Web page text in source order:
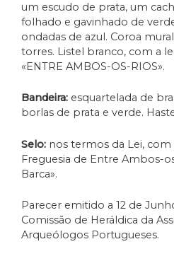
um escudo de prata, um
folhado e gavinhado de
ondadas de azul. Coroa
torres. Listel branco, com a
«ENTRE AMBOS-OS-RIOS».
Bandeira: esquartelada de
borlas de prata e verde.
Selo: nos termos da Lei, com
Freguesia de Entre Ambos-
Barca».
Parecer emitido a 12 de
Comissão de Heráldica da
Arqueólogos Portugueses.